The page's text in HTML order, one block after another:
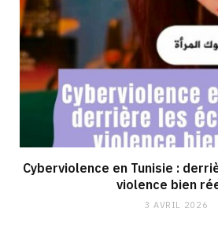
Cyberviolence en Tunisie :
violence bien
3 AVRIL 2026